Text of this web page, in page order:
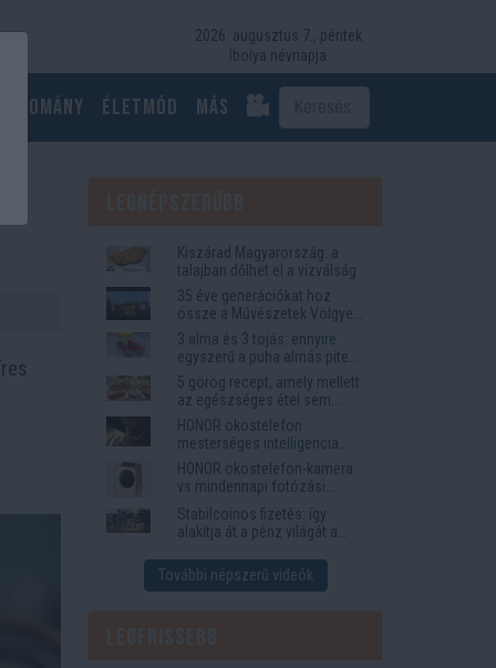
2026. augusztus 7., péntek
Ibolya névnapja
Életmód más
Kiszárad Magyarország: a
talajban dőlhet el a vízválság
35 éve generációkat hoz
össze a Művészetek Völgye
– megvan a 2027-es időpont
és a bérletár
3 alma és 3 tojás: ennyire
egyszerű a puha almás pite
titka
5 görög recept, amely mellett
az egészséges étel sem
tűnik lemondásnak
HONOR okostelefon
mesterséges intelligencia
funkciók, amelyek
megkönnyítik az életet
HONOR okostelefon-kamera
vs mindennapi fotózási
igények
Stabilcoinos fizetés: így
alakítja át a pénz világát a
Western Union
További népszerű videók